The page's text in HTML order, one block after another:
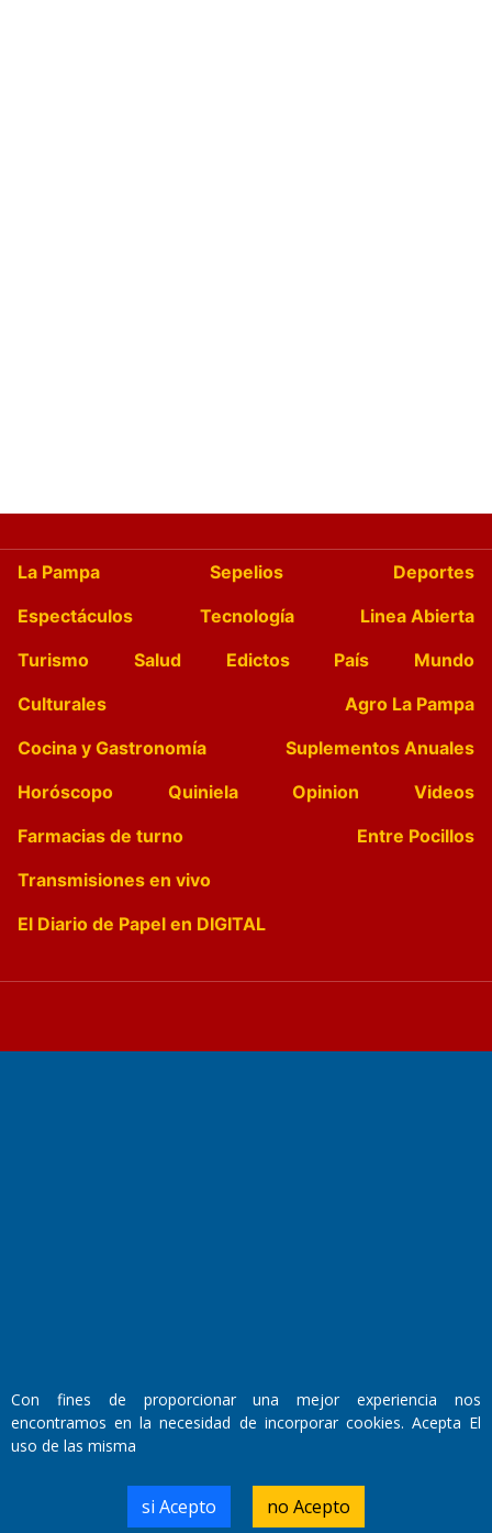
La Pampa Sepelios
Deportes
Espectáculos
Tecnología
Linea Abierta
Turismo
Salud Edictos País
Mundo
Culturales
Agro La Pampa
Cocina y Gastronomía
Suplementos Anuales
Horóscopo
Quiniela Opinion
Videos
Farmacias de turno
Entre Pocillos
Transmisiones en vivo
El Diario de Papel en DIGITAL
Domicilio Legal: José Ingenieros 855,
Santa Rosa, La Pampa.
RL-2019-55551274-APN-DNDA#MJ
Con fines de proporcionar una mejor experiencia nos
encontramos en la necesidad de incorporar cookies. Acepta El
uso de las misma
si Acepto no Acepto